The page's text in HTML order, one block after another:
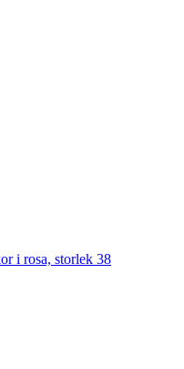
i rosa, storlek 38